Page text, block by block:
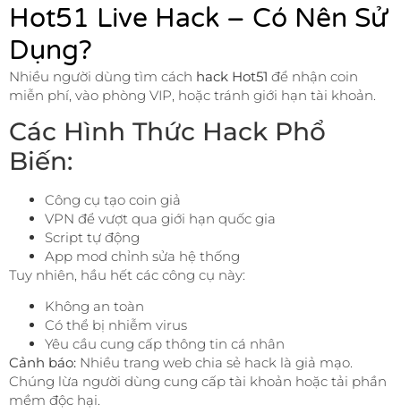
Hot51 Live Hack – Có Nên Sử
Dụng?
Nhiều người dùng tìm cách hack Hot51 để nhận coin
miễn phí, vào phòng VIP, hoặc tránh giới hạn tài khoản.
Các Hình Thức Hack Phổ
Biến:
Công cụ tạo coin giả
VPN để vượt qua giới hạn quốc gia
Script tự động
App mod chỉnh sửa hệ thống
Tuy nhiên, hầu hết các công cụ này:
Không an toàn
Có thể bị nhiễm virus
Yêu cầu cung cấp thông tin cá nhân
Cảnh báo: Nhiều trang web chia sẻ hack là giả mạo.
Chúng lừa người dùng cung cấp tài khoản hoặc tải phần
mềm độc hại.